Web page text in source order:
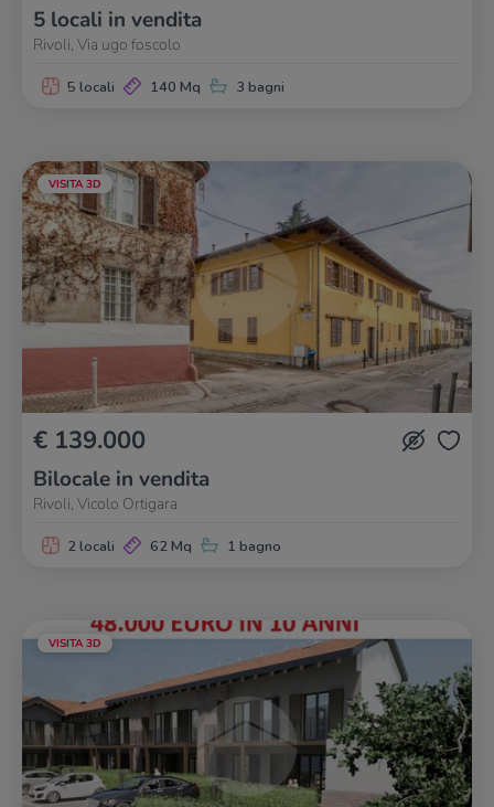
5 locali in vendita
Rivoli, Via ugo foscolo
5 locali 140 Mq 3 bagni
VISITA 3D
€ 139.000
Bilocale in vendita
Rivoli, Vicolo Ortigara
2 locali 62 Mq 1 bagno
VISITA 3D